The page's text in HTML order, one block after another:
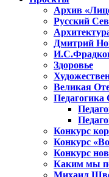
Архив
Русский
Дмитрий
Здоровье
Великая
Конкурс
Конкурс
Конкурс
Каким мы